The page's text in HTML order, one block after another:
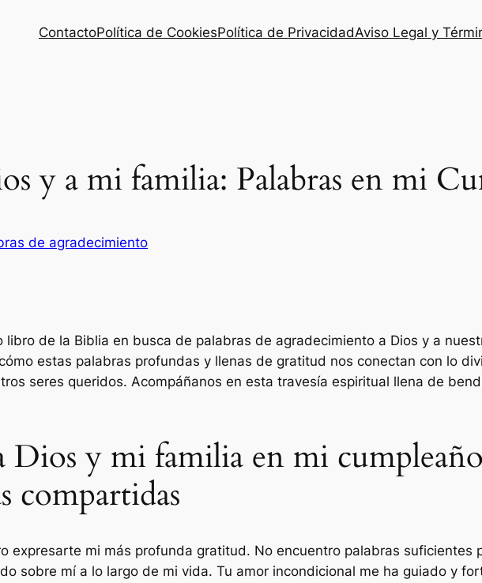
ContactoPolítica de CookiesPolítica de PrivacidadAviso Legal y
y a mi familia: Palabras en mi
de agradecimiento
de la Biblia en busca de palabras de agradecimiento a Dios y a
estas palabras profundas y llenas de gratitud nos conectan con lo
seres queridos. Acompáñanos en esta travesía espiritual llena de
Dios y mi familia en mi
compartidas
expresarte mi más profunda gratitud. No encuentro palabras suficientes
sobre mí a lo largo de mi vida. Tu amor incondicional me ha guiado y